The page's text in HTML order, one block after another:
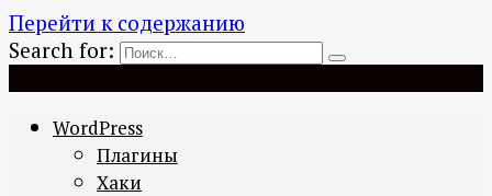
Перейти к содержанию
Search for:
WordPress
Плагины
Хаки